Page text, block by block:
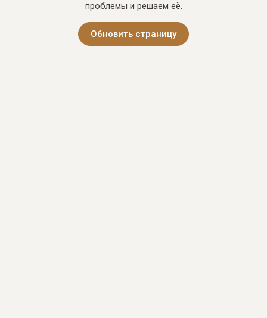
проблемы и решаем её.
Обновить страницу